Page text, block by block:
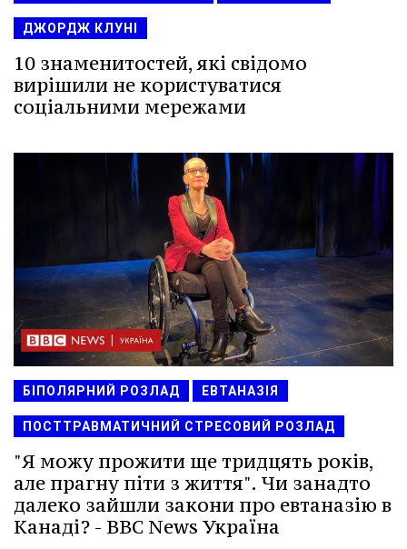
ДЖОРДЖ КЛУНІ
10 знаменитостей, які свідомо
вирішили не користуватися
соціальними мережами
БІПОЛЯРНИЙ РОЗЛАД ЕВТАНАЗІЯ
ПОСТТРАВМАТИЧНИЙ СТРЕСОВИЙ РОЗЛАД
"Я можу прожити ще тридцять років,
але прагну піти з життя". Чи занадто
далеко зайшли закони про евтаназію в
Канаді? - BBC News Україна